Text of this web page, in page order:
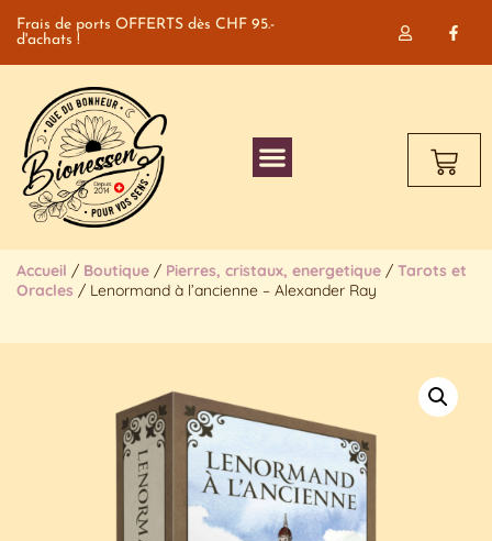
Frais de ports OFFERTS dès CHF 95.-
d'achats !
Accueil / Boutique / Pierres, cristaux, energetique / Tarots et
Oracles / Lenormand à l’ancienne – Alexander Ray